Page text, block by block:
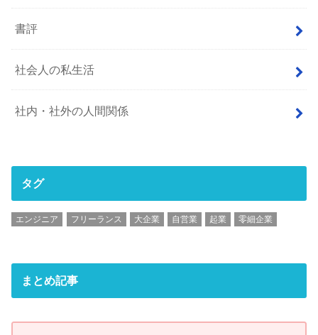
書評
社会人の私生活
社内・社外の人間関係
タグ
エンジニア フリーランス 大企業 自営業 起業 零細企業
まとめ記事